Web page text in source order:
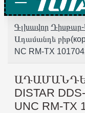
Գլխավոր
Ադամանդե
NC RM-TX
ԱԴԱՄԱՆԴԵ
DISTAR
UNC RM-TX